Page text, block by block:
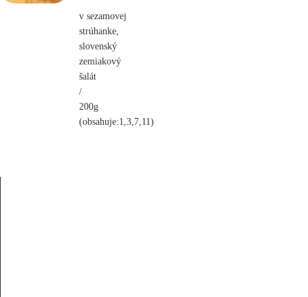
v sezamovej
strúhanke,
slovenský
zemiakový
šalát
/
200g
(obsahuje:1,3,7,11)